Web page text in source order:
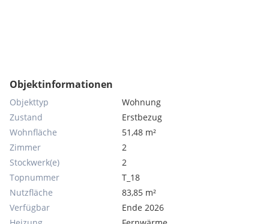
Objektinformationen
Objekttyp
Wohnung
Zustand
Erstbezug
Wohnfläche
51,48 m²
Zimmer
2
Stockwerk(e)
2
Topnummer
T_18
Nutzfläche
83,85 m²
Verfügbar
Ende 2026